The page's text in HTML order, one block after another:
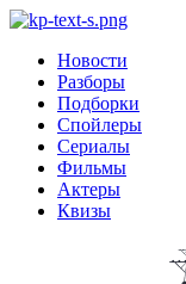
Новости
Разборы
Подборки
Спойлеры
Сериалы
Фильмы
Актеры
Квизы